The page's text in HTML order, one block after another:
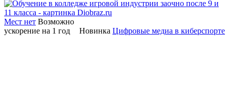
Мест нет Возможно
ускорение на 1 год
Новинка Цифровые медиа в киберспорте